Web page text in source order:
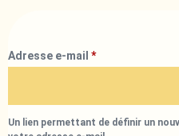
Adresse e-mail *
Un lien permettant de définir un